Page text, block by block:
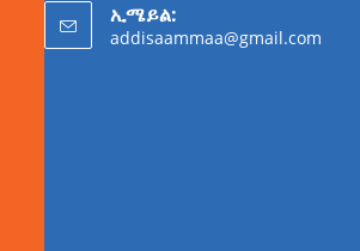
ኢሜይል:
addisaammaa@gmail.com